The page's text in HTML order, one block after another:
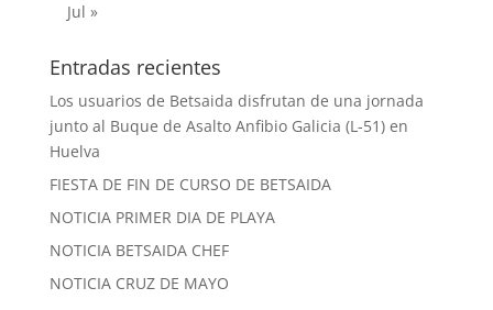
Jul »
Entradas recientes
Los usuarios de Betsaida disfrutan de una jornada
junto al Buque de Asalto Anfibio Galicia (L-51) en
Huelva
FIESTA DE FIN DE CURSO DE BETSAIDA
NOTICIA PRIMER DIA DE PLAYA
NOTICIA BETSAIDA CHEF
NOTICIA CRUZ DE MAYO